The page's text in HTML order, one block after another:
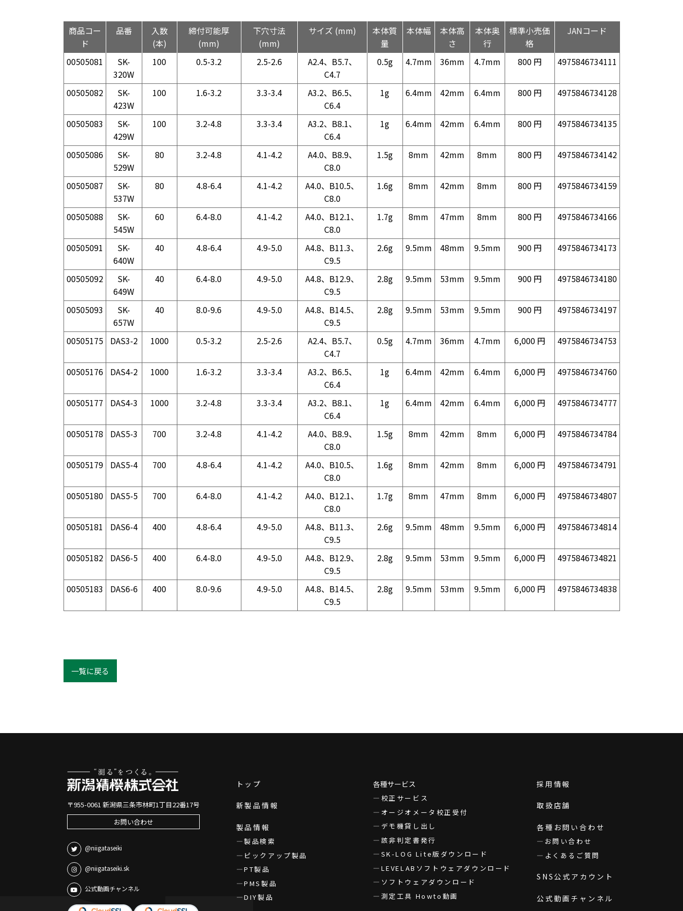
商品コー
ド
品番
入数
(本)
締付可能厚
(mm)
下穴寸法
(mm)
サイズ (mm)
本体質
量
本体幅
本体高
さ
本体奥
行
標準小売価
格
JANコード
00505081
SK-
320W
100 0.5-3.2 2.5-2.6
A2.4、B5.7、
C4.7
0.5g 4.7mm 36mm 4.7mm 800 円 4975846734111
00505082
SK-
423W
100 1.6-3.2 3.3-3.4
A3.2、B6.5、
C6.4
1g 6.4mm 42mm 6.4mm 800 円 4975846734128
00505083
SK-
429W
100 3.2-4.8 3.3-3.4
A3.2、B8.1、
C6.4
1g 6.4mm 42mm 6.4mm 800 円 4975846734135
00505086
SK-
529W
80 3.2-4.8 4.1-4.2
A4.0、B8.9、
C8.0
1.5g 8mm 42mm 8mm 800 円 4975846734142
00505087
SK-
537W
80 4.8-6.4 4.1-4.2
A4.0、B10.5、
C8.0
1.6g 8mm 42mm 8mm 800 円 4975846734159
00505088
SK-
545W
60 6.4-8.0 4.1-4.2
A4.0、B12.1、
C8.0
1.7g 8mm 47mm 8mm 800 円 4975846734166
00505091
SK-
640W
40 4.8-6.4 4.9-5.0
A4.8、B11.3、
C9.5
2.6g 9.5mm 48mm 9.5mm 900 円 4975846734173
00505092
SK-
649W
40 6.4-8.0 4.9-5.0
A4.8、B12.9、
C9.5
2.8g 9.5mm 53mm 9.5mm 900 円 4975846734180
00505093
SK-
657W
40 8.0-9.6 4.9-5.0
A4.8、B14.5、
C9.5
2.8g 9.5mm 53mm 9.5mm 900 円 4975846734197
00505175 DAS3-2 1000 0.5-3.2 2.5-2.6
A2.4、B5.7、
C4.7
0.5g 4.7mm 36mm 4.7mm 6,000 円 4975846734753
00505176 DAS4-2 1000 1.6-3.2 3.3-3.4
A3.2、B6.5、
C6.4
1g 6.4mm 42mm 6.4mm 6,000 円 4975846734760
00505177 DAS4-3 1000 3.2-4.8 3.3-3.4
A3.2、B8.1、
C6.4
1g 6.4mm 42mm 6.4mm 6,000 円 4975846734777
00505178 DAS5-3 700 3.2-4.8 4.1-4.2
A4.0、B8.9、
C8.0
1.5g 8mm 42mm 8mm 6,000 円 4975846734784
00505179 DAS5-4 700 4.8-6.4 4.1-4.2
A4.0、B10.5、
C8.0
1.6g 8mm 42mm 8mm 6,000 円 4975846734791
00505180 DAS5-5 700 6.4-8.0 4.1-4.2
A4.0、B12.1、
C8.0
1.7g 8mm 47mm 8mm 6,000 円 4975846734807
00505181 DAS6-4 400 4.8-6.4 4.9-5.0
A4.8、B11.3、
C9.5
2.6g 9.5mm 48mm 9.5mm 6,000 円 4975846734814
00505182 DAS6-5 400 6.4-8.0 4.9-5.0
A4.8、B12.9、
C9.5
2.8g 9.5mm 53mm 9.5mm 6,000 円 4975846734821
00505183 DAS6-6 400 8.0-9.6 4.9-5.0
A4.8、B14.5、
C9.5
2.8g 9.5mm 53mm 9.5mm 6,000 円 4975846734838
一覧に戻る
〒955-0061 新潟県三条市林町1丁目22番17号
お問い合わせ
@niigataseiki
@niigataseiki.sk
公式動画チャンネル
トップ
新製品情報
製品情報
製品検索
ピックアップ製品
PT製品
PMS製品
DIY製品
各種サービス
校正サービス
オージオメータ校正受付
デモ機貸し出し
該非判定書発行
SK-LOG Lite版ダウンロード
LEVELABソフトウェアダウンロード
ソフトウェアダウンロード
測定工具 Howto動画
採用情報
取扱店舗
各種お問い合わせ
お問い合わせ
よくあるご質問
SNS公式アカウント
公式動画チャンネル